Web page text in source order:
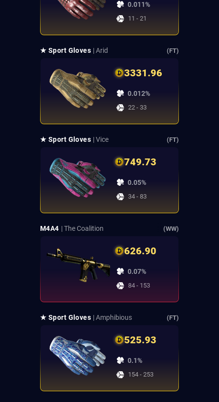
0.011%
11 - 21
★ Sport Gloves | Arid (FT)
3331.96
0.012%
22 - 33
★ Sport Gloves | Vice (FT)
749.73
0.05%
34 - 83
M4A4 | The Coalition (WW)
626.90
0.07%
84 - 153
★ Sport Gloves | Amphibious (FT)
525.93
0.1%
154 - 253